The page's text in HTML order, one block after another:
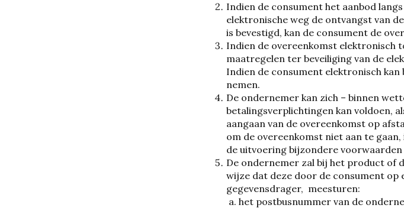
Indien de consument het aanbod
elektronische weg de ontvangst van
is bevestigd, kan de consument de
Indien de overeenkomst elektronisch
maatregelen ter beveiliging van de
Indien de consument elektronisch
nemen.
De ondernemer kan zich – binnen
betalingsverplichtingen kan voldoen,
aangaan van de overeenkomst op
om de overeenkomst niet aan te
de uitvoering bijzondere
De ondernemer zal bij het product of
wijze dat deze door de consument op
gegevensdrager, meesturen:
a. het postbusnummer van de